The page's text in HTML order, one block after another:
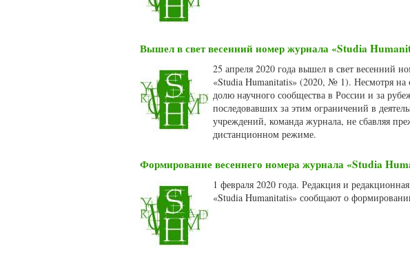
Вышел в свет весенний номер журнала «Studia
25 апреля 2020 года вышел в свет весенний
«Studia Humanitatis» (2020, № 1). Несмотря на
долю научного сообщества в России и за
последовавших за этим ограничений в
учреждений, команда журнала, не сбавляя
дистанционном режиме.
Формирование весеннего номера журнала «Studia
1 февраля 2020 года. Редакция и
«Studia Humanitatis» сообщают о